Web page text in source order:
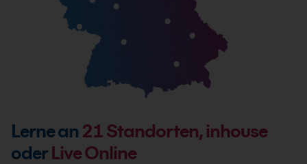
Lerne an 21Standorten, inhouse
oderLive Online